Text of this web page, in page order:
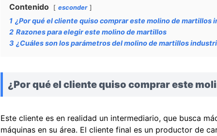
Contenido esconder
1 ¿Por qué el cliente quiso comprar este molino de martillos
2 Razones para elegir este molino de martillos
3 ¿Cuáles son los parámetros del molino de martillos
¿Por qué el cliente quiso comprar este
Este cliente es en realidad un intermediario, que busca
máquinas en su área. El cliente final es un productor de